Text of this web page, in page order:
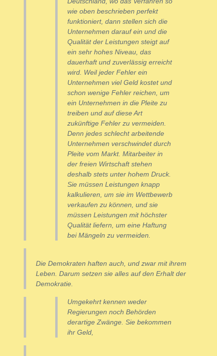
wie oben beschrieben perfekt
funktioniert, dann stellen sich die
Unternehmen darauf ein und die
Qualität der Leistungen steigt auf
ein sehr hohes Niveau, das
dauerhaft und zuverlässig erreicht
wird. Weil jeder Fehler ein
Unternehmen viel Geld kostet und
schon wenige Fehler reichen, um
ein Unternehmen in die Pleite zu
treiben und auf diese Art
zukünftige Fehler zu vermeiden.
Denn jedes schlecht arbeitende
Unternehmen verschwindet durch
Pleite vom Markt. Mitarbeiter in
der freien Wirtschaft stehen
deshalb stets unter hohem Druck.
Sie müssen Leistungen knapp
kalkulieren, um sie im Wettbewerb
verkaufen zu können, und sie
müssen Leistungen mit höchster
Qualität liefern, um eine Haftung
bei Mängeln zu vermeiden.
Die Demokraten haften auch, und zwar mit ihrem
Leben. Darum setzen sie alles auf den Erhalt der
Demokratie.
Umgekehrt kennen weder
Regierungen noch Behörden
derartige Zwänge. Sie bekommen
ihr Geld,